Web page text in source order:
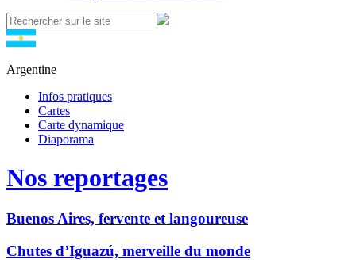
Argentine
Infos pratiques
Cartes
Carte dynamique
Diaporama
Nos reportages
Buenos Aires, fervente et langoureuse
Chutes d’Iguazú, merveille du monde